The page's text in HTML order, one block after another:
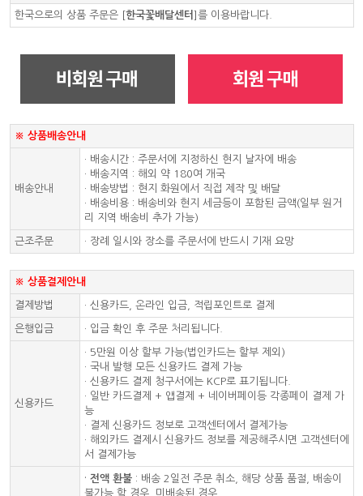
한국으로의 상품 주문은 [한국꽃배달센터 ] 를 이용바랍니다.
※ 상품배송안내
배송안내
· 배송시간 : 주문서에 지정하신 현지 날자에 배송
· 배송지역 : 해외 약 180여 개국
· 배송방법 : 현지 화원에서 직접 제작 및 배달
· 배송비용 : 배송비와 현지 세금등이 포함된 금액(일부 원거
리 지역 배송비 추가 가능)
근조주문 · 장례 일시와 장소를 주문서에 반드시 기재 요망
※ 상품결제안내
결제방법 · 신용카드, 온라인 입금, 적립포인트로 결제
은행입금 · 입금 확인 후 주문 처리됩니다.
신용카드
· 5만원 이상 할부 가능(법인카드는 할부 제외)
· 국내 발행 모든 신용카드 결제 가능
· 신용카드 결제 청구서에는 KCP로 표기됩니다.
· 일반 카드결제 + 앱결제 + 네이버페이등 각종페이 결제 가
능
· 결제 신용카드 정보로 고객센터에서 결제가능
· 해외카드 결제시 신용카드 정보를 제공해주시면 고객센터에
서 결제가능
· 전액 환불: 배송 2일전 주문 취소, 해당 상품 품절, 배송이
불가능 할 경우, 미배송된 경우